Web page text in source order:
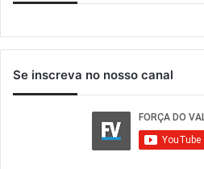
Se inscreva no nosso canal